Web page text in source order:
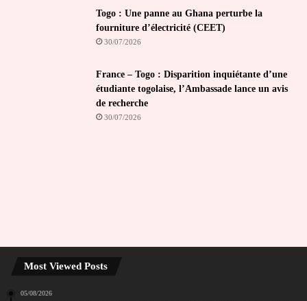
Togo : Une panne au Ghana perturbe la
fourniture d’électricité (CEET)
30/07/2026
France – Togo : Disparition inquiétante d’une
étudiante togolaise, l’Ambassade lance un avis
de recherche
30/07/2026
Most Viewed Posts
05/08/2026